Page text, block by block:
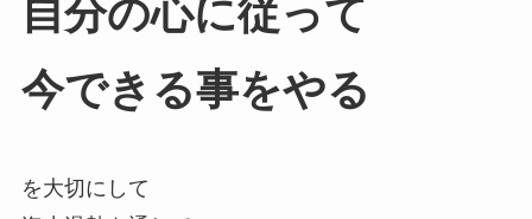
自分の心に従って
今できる事をやる
を大切にして